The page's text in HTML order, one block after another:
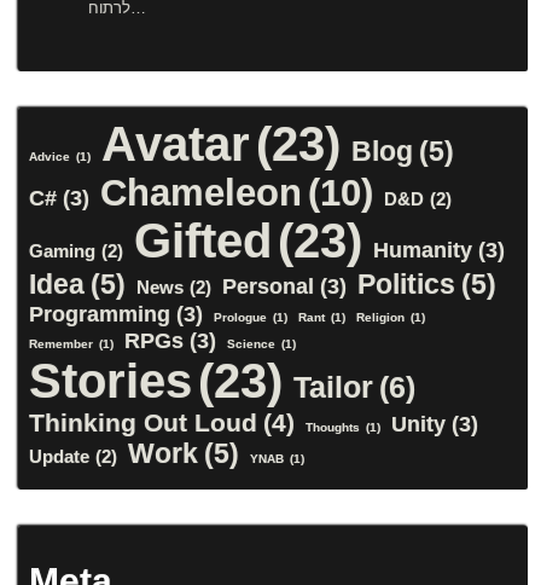
Advice (1) Avatar(23) Blog (5)
C# (3) Chameleon (10) D&D (2)
Gaming (2) Gifted (23) Humanity (3)
Idea (5) News (2) Personal (3) Politics (5)
Programming (3) Prologue (1) Rant (1) Religion (1)
Remember (1) RPGs (3) Science (1)
Stories(23) Tailor (6)
Thinking Out Loud (4) Thoughts (1) Unity (3)
Update (2) Work (5) YNAB (1)